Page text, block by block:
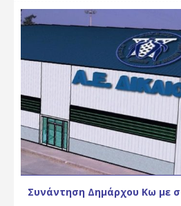
Συνάντηση Δημάρχου Κω με